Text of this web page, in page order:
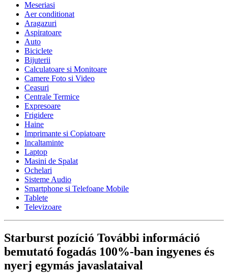
Meseriasi
Aer conditionat
Aragazuri
Aspiratoare
Auto
Biciclete
Bijuterii
Calculatoare si Monitoare
Camere Foto si Video
Ceasuri
Centrale Termice
Expresoare
Frigidere
Haine
Imprimante si Copiatoare
Incaltaminte
Laptop
Masini de Spalat
Ochelari
Sisteme Audio
Smartphone si Telefoane Mobile
Tablete
Televizoare
Starburst pozíció További információ
bemutató fogadás 100%-ban ingyenes és
nyerj egymás javaslataival